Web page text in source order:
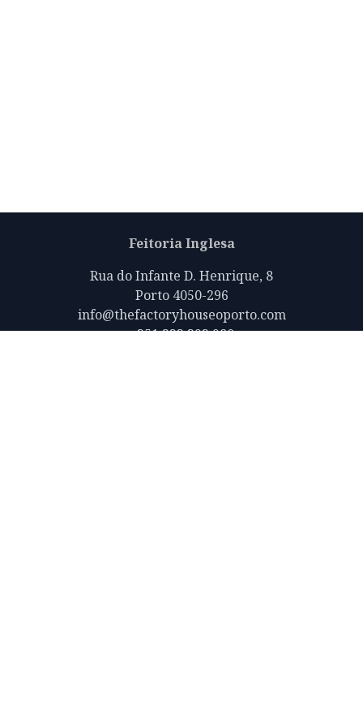
Feitoria Inglesa
Rua do Infante D. Henrique, 8
Porto 4050-296
info@thefactoryhouseoporto.com
+351 223 392 980